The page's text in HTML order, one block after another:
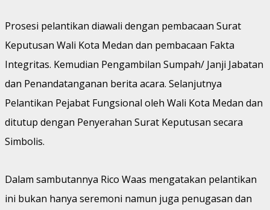
Prosesi pelantikan diawali dengan pembacaan Surat
Keputusan Wali Kota Medan dan pembacaan Fakta
Integritas. Kemudian Pengambilan Sumpah/ Janji Jabatan
dan Penandatanganan berita acara. Selanjutnya
Pelantikan Pejabat Fungsional oleh Wali Kota Medan dan
ditutup dengan Penyerahan Surat Keputusan secara
Simbolis.
Dalam sambutannya Rico Waas mengatakan pelantikan
ini bukan hanya seremoni namun juga penugasan dan